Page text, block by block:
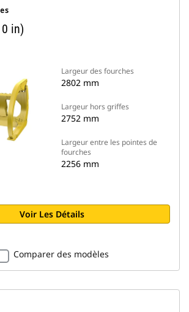
in)
Largeur des fourches
2802 mm
Largeur hors griffes
2752 mm
Largeur entre les pointes de
fourches
2256 mm
Voir Les Détails
Comparer des modèles